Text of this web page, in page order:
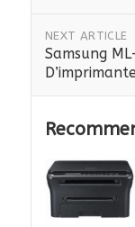
NEXT ARTICLE
Samsung